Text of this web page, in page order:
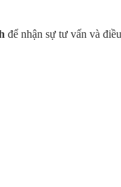
để nhận sự tư vấn và